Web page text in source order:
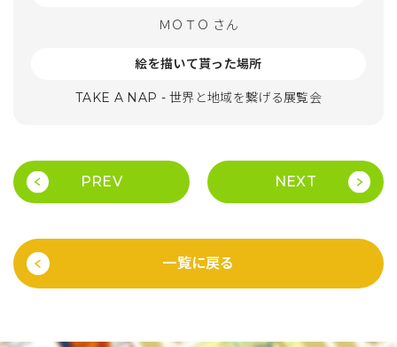
ＭＯＴＯ さん
絵を描いて貰った場所
TAKE A NAP - 世界と地域を繋げる展覧会
PREV NEXT
一覧に戻る